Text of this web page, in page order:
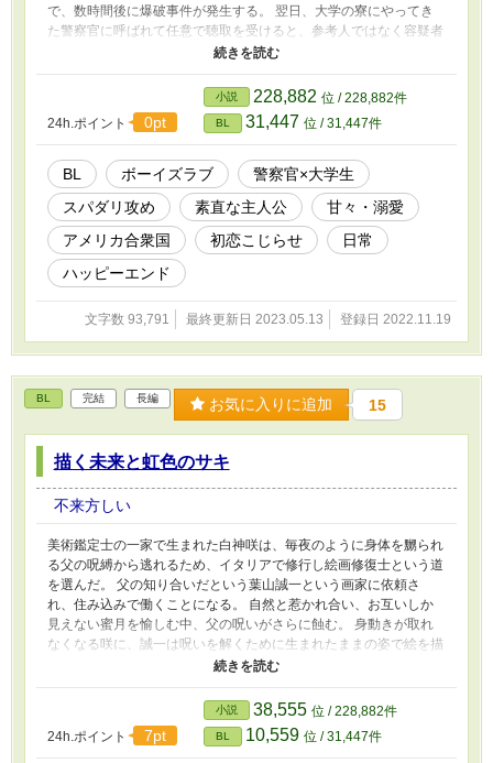
で、数時間後に爆破事件が発生する。 翌日、大学の寮にやってき
た警察官に呼ばれて任意で聴取を受けると、参考人ではなく容疑者
扱いだった。ルカの飲んでいた紅茶缶が爆破事件に使われた痕跡が
あるとして、ルカは警察に疑われ始める。 警察署でルカは、何年
間も音信不通だったエドワードと再会する。彼はロサンゼルス警察
の麻薬課に所属していた。 再び訪れた恋をするという感情、容疑
者、爆破事件……。さらにストーカー事件まで起こり始めた。 そ
んなルカに、エドワードは寮を出て一緒に住まないかと提案する
が……。
24h.ポイント 0pt
小説 228,882 位 / 228,882件
BL 31,447 位 / 31,447件
BL ボーイズラブ
警察官×大学生
スパダリ攻め
素直な主人公
甘々・溺愛
アメリカ合衆国
初恋こじらせ
日常
ハッピーエンド
文字数 93,791 最終更新日 2023.05.13 登録日 2022.11.19
BL 完結 長編 お気に入りに追加 15
描く未来と虹色のサキ
不来方しい
美術鑑定士の一家で生まれた白神咲は、毎夜のように身体を嬲られ
る父の呪縛から逃れるため、イタリアで修行し絵画修復士という道
を選んだ。 父の知り合いだという葉山誠一という画家に依頼さ
れ、住み込みで働くことになる。 自然と惹かれ合い、お互いしか
見えない蜜月を愉しむ中、父の呪いがさらに蝕む。 身動きが取れ
なくなる咲に、誠一は呪いを解くために生まれたままの姿で絵を描
きたいと言う。 呪いの解放と繋がりがあるのか判らない中、咲は
了承するが……。 未来を描く画家と過去を戻す修復士との、濃密
24h.ポイント 7pt
小説 38,555 位 / 228,882件
BL 10,559 位 / 31,447件